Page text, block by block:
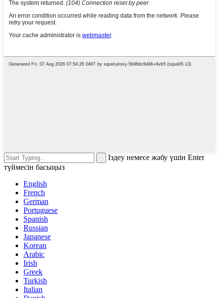
Іздеу немесе жабу үшін Enter
түймесін басыңыз
English
French
German
Portuguese
Spanish
Russian
Japanese
Korean
Arabic
Irish
Greek
Turkish
Italian